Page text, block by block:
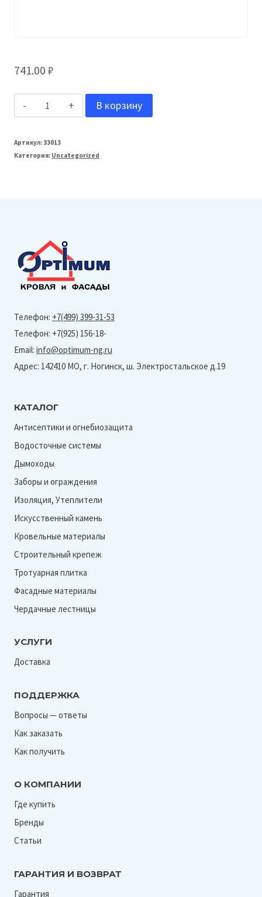
741.00 ₽
Количество
Grand
Line
6005-
0,45
мм)
профиля
В
В корзину
Артикул:33013
Категория: Uncategorized
Телефон: +7(499) 399-31-53
Телефон: +7(925) 156-18-
Email: info@optimum-ng.ru
Адрес: 142410 МО, г. Ногинск, ш. Электростальское д.19
КАТАЛОГ
Антисептики и огнебиозащита
Водосточные системы
Дымоходы
Заборы и ограждения
Изоляция, Утеплители
Искусственный камень
Кровельные материалы
Строительный крепеж
Тротуарная плитка
Фасадные материалы
Чердачные лестницы
УСЛУГИ
Доставка
ПОДДЕРЖКА
Вопросы — ответы
Как заказать
Как получить
О КОМПАНИИ
Где купить
Бренды
Статьи
ГАРАНТИЯ И ВОЗВРАТ
Гарантия